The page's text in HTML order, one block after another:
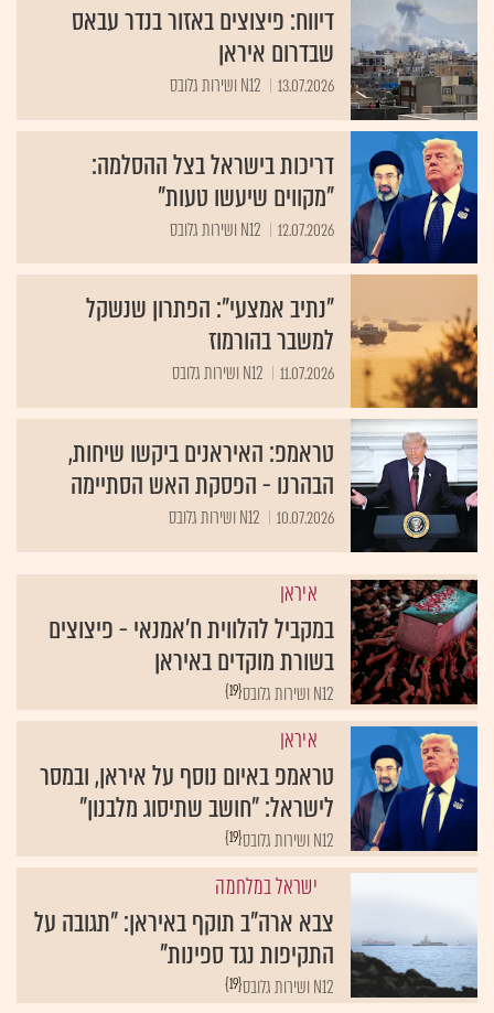
דיווח: פיצוצים באזור בנדר עבאס
שבדרום איראן
13.07.2026 N12 ושירות גלובס
דריכות בישראל בצל ההסלמה:
"מקווים שיעשו טעות"
12.07.2026 N12 ושירות גלובס
"נתיב אמצעי": הפתרון שנשקל
למשבר בהורמוז
11.07.2026 N12 ושירות גלובס
טראמפ: האיראנים ביקשו שיחות,
הבהרנו - הפסקת האש הסתיימה
10.07.2026 N12 ושירות גלובס
איראן
במקביל להלווית ח'אמנאי - פיצוצים
בשורת מוקדים באיראן
{19} N12 ושירות גלובס
איראן
טראמפ באיום נוסף על איראן, ובמסר
לישראל: "חושב שתיסוג מלבנון"
{19} N12 ושירות גלובס
ישראל במלחמה
צבא ארה"ב תוקף באיראן: "תגובה על
התקיפות נגד ספינות"
{19} N12 ושירות גלובס